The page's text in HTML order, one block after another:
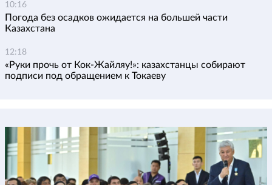
10:16
Погода без осадков ожидается на большей части
Казахстана
12:18
«Руки прочь от Кок-Жайляу!»: казахстанцы собирают
подписи под обращением к Токаеву